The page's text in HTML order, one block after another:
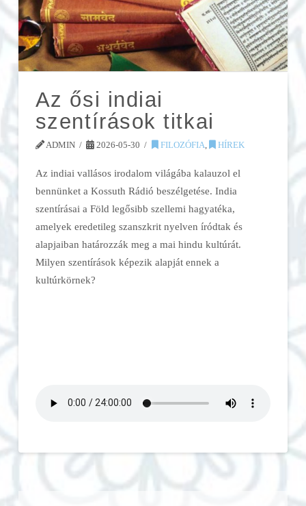
Az ősi indiai
szentírások titkai
ADMIN 2026-05-30 FILOZÓFIA, HÍREK
Az indiai vallásos irodalom világába kalauzol el
bennünket a Kossuth Rádió beszélgetése. India
szentírásai a Föld legősibb szellemi hagyatéka,
amelyek eredetileg szanszkrit nyelven íródtak és
alapjaiban határozzák meg a mai hindu kultúrát.
Milyen szentírások képezik alapját ennek a
kultúrkörnek?